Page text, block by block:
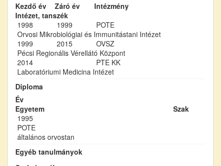
Kezdő év
Záró év
Intézmény
Intézet, tanszék
1998
1999
POTE
Orvosi Mikrobiológiai és Immunitástani Intézet
1999
2015
OVSZ
Pécsi Regionális Vérellátó Központ
2014
PTE KK
Laboratóriumi Medicina Intézet
Diploma
Év
Egyetem
Szak
1995
POTE
általános orvostan
Egyéb tanulmányok